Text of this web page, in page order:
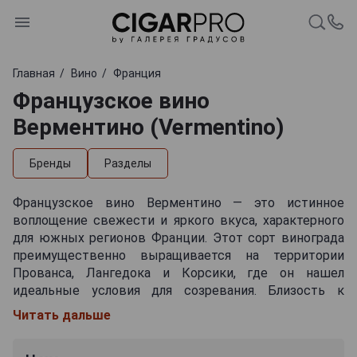
Главная Вино Франция
Французское вино
Верментино (Vermentino)
Бренды Разделы
Французское вино Верментино — это истинное
воплощение свежести и яркого вкуса, характерного
для южных регионов Франции. Этот сорт винограда
преимущественно выращивается на территории
Прованса, Лангедока и Корсики, где он нашел
идеальные условия для созревания. Близость к
Средиземному морю и теплый климат Франции
позволяют Vermentino развить свои характерные
Читать дальше